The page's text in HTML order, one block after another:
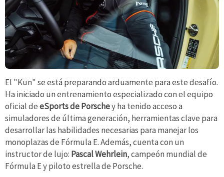
El "Kun" se está preparando arduamente para este desafío.
Ha iniciado un entrenamiento especializado con el equipo
oficial deeSports de Porschey ha tenido acceso a
simuladores de última generación, herramientas clave para
desarrollar las habilidades necesarias para manejar los
monoplazas de Fórmula E. Además, cuenta con un
instructor de lujo: Pascal Wehrlein, campeón mundial de
Fórmula E y piloto estrella de Porsche.